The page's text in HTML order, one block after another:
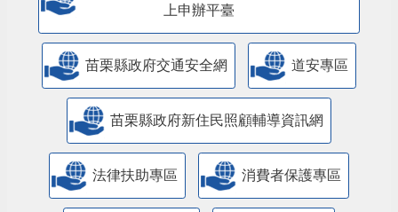
上申辦平臺
苗栗縣政府交通安全網 道安專區
苗栗縣政府新住民照顧輔導資訊網
法律扶助專區 消費者保護專區